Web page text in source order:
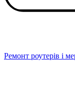
Ремонт роутерів і